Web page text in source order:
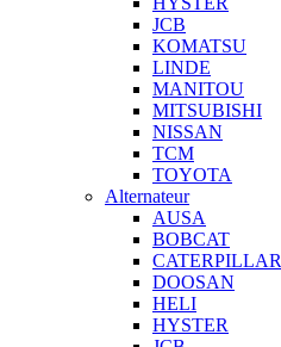
JCB
KOMATSU
LINDE
MANITOU
MITSUBISHI
NISSAN
TCM
TOYOTA
Alternateur
AUSA
BOBCAT
CATERPILLAR
DOOSAN
HELI
HYSTER